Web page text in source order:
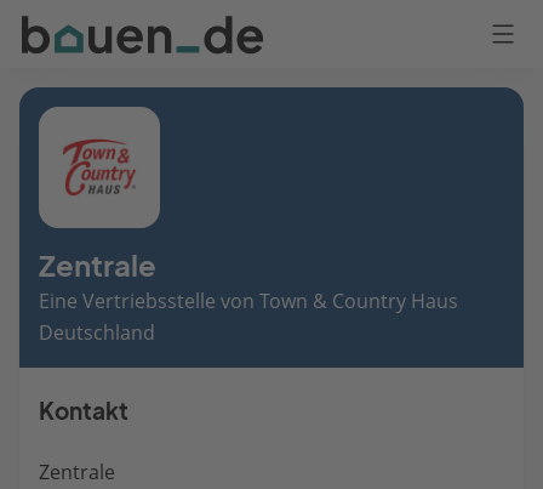
Bauen
Logo
Anmelden
Zentrale
Eine Vertriebsstelle von Town & Country Haus
Deutschland
Kontakt
Zentrale